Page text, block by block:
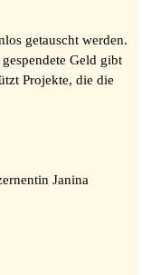
getauscht werden.
Geld gibt
Projekte, die die
Janina